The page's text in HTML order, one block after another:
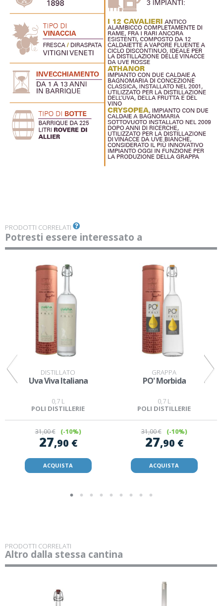
PRODOTTI CORRELATI
Potresti essere interessato a
DISTILLATO
Uva Viva Italiana
0,7 L
POLI DISTILLERIE
31,00 € (-10%)
27,90 €
ACQUISTA
GRAPPA
PO' Morbida
0,7 L
POLI DISTILLERIE
31,00 € (-10%)
27,90 €
ACQUISTA
PRODOTTI CORRELATI
Altro dalla stessa cantina